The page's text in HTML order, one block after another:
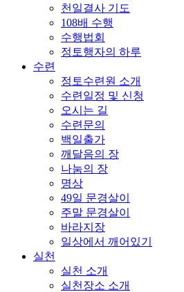
천일결사 기도
108배 수행
수행법회
정토행자의 하루
수련
정토수련원 소개
수련일정 및 신청
오시는 길
수련문의
백일출가
깨달음의 장
나눔의 장
명상
49일 문경살이
주말 문경살이
바라지장
일상에서 깨어있기
실천
실천 소개
실천장소 소개